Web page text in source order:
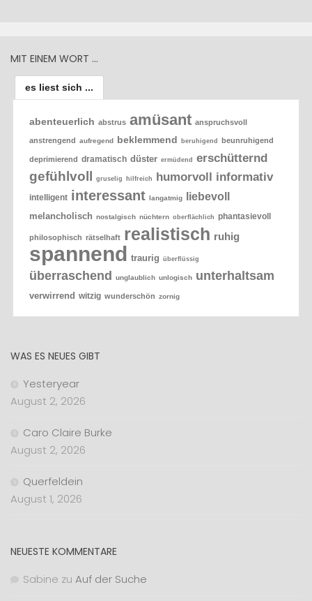
MIT EINEM WORT …
es liest sich ...
abenteuerlich abstrus amüsant anspruchsvoll
anstrengend aufregend beklemmend beruhigend beunruhigend
deprimierend dramatisch düster ermüdend erschütternd
gefühlvoll gruselig hilfreich humorvoll informativ
intelligent interessant langatmig liebevoll
melancholisch nostalgisch nüchtern oberflächlich phantasievoll
philosophisch rätselhaft realistisch ruhig
spannend traurig überflüssig
überraschend unglaublich unlogisch unterhaltsam
verwirrend witzig wunderschön zornig
WAS ES NEUES GIBT
Yesteryear
August 2, 2026
Caro Claire Burke
August 2, 2026
Querfeldein
August 1, 2026
NEUESTE KOMMENTARE
Sabine zu Auf der Suche